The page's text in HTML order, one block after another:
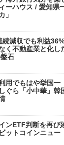
ーハウス / 愛知県
」
減収でも利益36%
く不動産業と化し
石
用でもはや挙国一
ぐら「小中華」韓
ンETF判断を再び
ットコインニュー